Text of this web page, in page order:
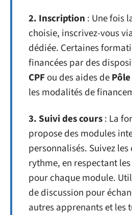
2. Inscription : Une fois
choisie, inscrivez-vous
dédiée. Certaines
financées par des
CPFou des aides de
les modalités de
3. Suivi des cours: La
propose des modules
personnalisés. Suivez
rythme, en respectant
pour chaque module.
de discussion pour
autres apprenants et les